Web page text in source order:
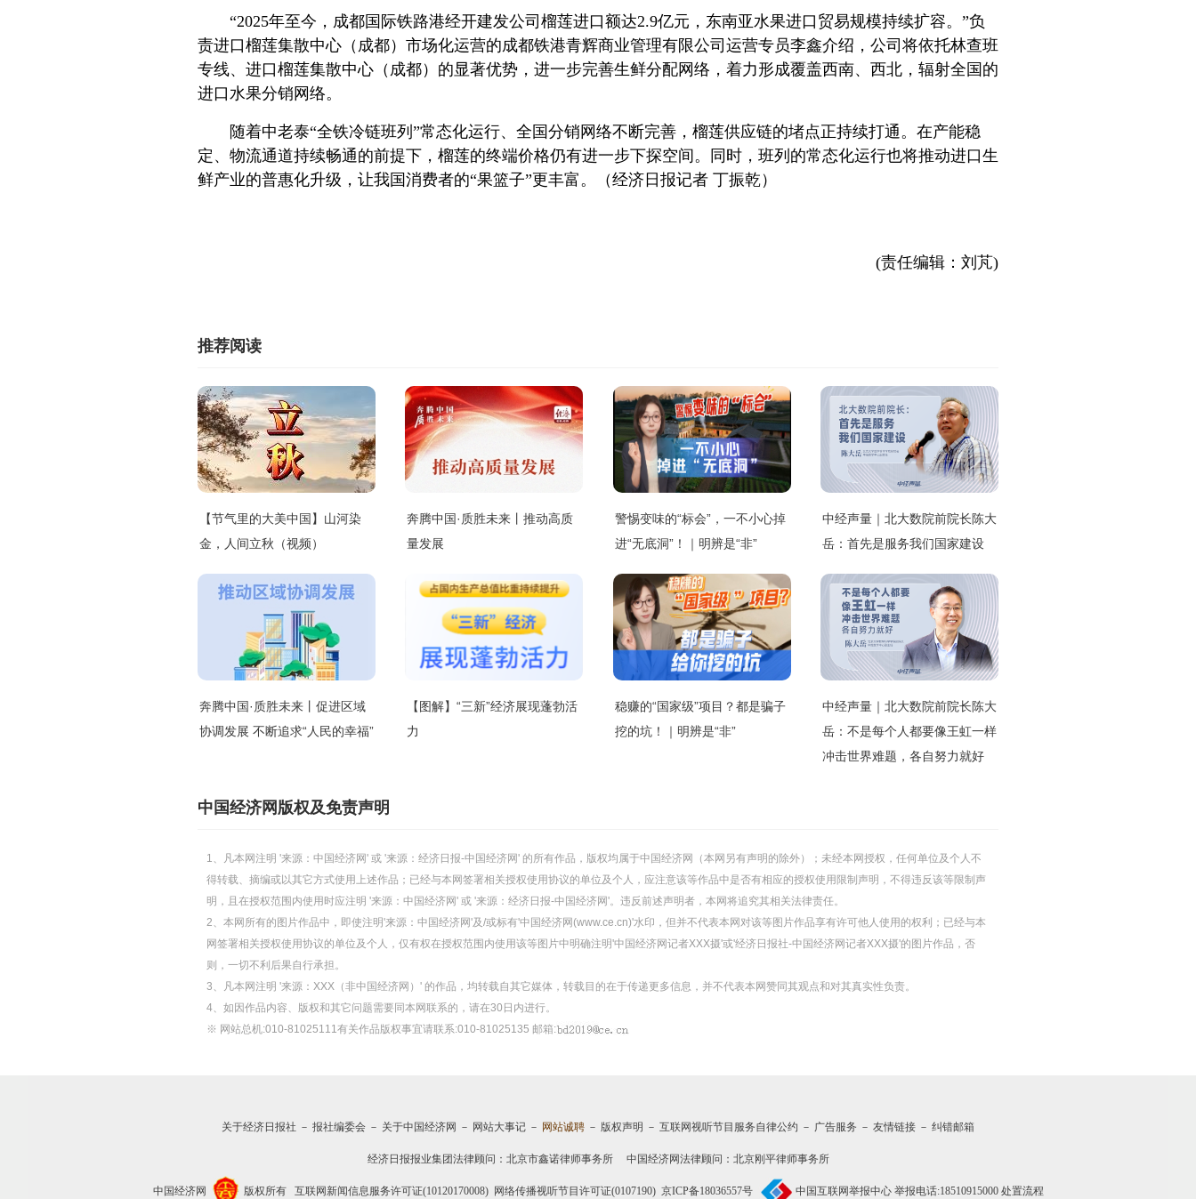
“2025年至今，成都国际铁路港经开建发公司榴莲进口额达2.9亿元，东南亚水果进口贸易规模持续扩容。”负
责进口榴莲集散中心（成都）市场化运营的成都铁港青辉商业管理有限公司运营专员李鑫介绍，公司将依托林查班
专线、进口榴莲集散中心（成都）的显著优势，进一步完善生鲜分配网络，着力形成覆盖西南、西北，辐射全国的
进口水果分销网络。
随着中老泰“全铁冷链班列”常态化运行、全国分销网络不断完善，榴莲供应链的堵点正持续打通。在产能稳
定、物流通道持续畅通的前提下，榴莲的终端价格仍有进一步下探空间。同时，班列的常态化运行也将推动进口生
鲜产业的普惠化升级，让我国消费者的“果篮子”更丰富。（经济日报记者 丁振乾）
(责任编辑：刘芃)
推荐阅读
【节气里的大美中国】山河染
金，人间立秋（视频）
奔腾中国·质胜未来丨推动高质
量发展
警惕变味的“标会”，一不小心掉
进“无底洞”！｜明辨是“非”
中经声量｜北大数院前院长陈大
岳：首先是服务我们国家建设
奔腾中国·质胜未来丨促进区域
协调发展 不断追求“人民的幸福”
【图解】“三新”经济展现蓬勃活
力
稳赚的“国家级”项目？都是骗子
挖的坑！｜明辨是“非”
中经声量｜北大数院前院长陈大
岳：不是每个人都要像王虹一样
冲击世界难题，各自努力就好
中国经济网版权及免责声明
1、凡本网注明 '来源：中国经济网' 或 '来源：经济日报-中国经济网' 的所有作品，版权均属于中国经济网（本网另有声明的除外）；未经本网授权，任何单位及个人不
得转载、摘编或以其它方式使用上述作品；已经与本网签署相关授权使用协议的单位及个人，应注意该等作品中是否有相应的授权使用限制声明，不得违反该等限制声
明，且在授权范围内使用时应注明 '来源：中国经济网' 或 '来源：经济日报-中国经济网'。违反前述声明者，本网将追究其相关法律责任。
2、本网所有的图片作品中，即使注明'来源：中国经济网'及/或标有'中国经济网(www.ce.cn)'水印，但并不代表本网对该等图片作品享有许可他人使用的权利；已经与本
网签署相关授权使用协议的单位及个人，仅有权在授权范围内使用该等图片中明确注明'中国经济网记者XXX摄'或'经济日报社-中国经济网记者XXX摄'的图片作品，否
则，一切不利后果自行承担。
3、凡本网注明 '来源：XXX（非中国经济网）' 的作品，均转载自其它媒体，转载目的在于传递更多信息，并不代表本网赞同其观点和对其真实性负责。
4、如因作品内容、版权和其它问题需要同本网联系的，请在30日内进行。
※ 网站总机:010-81025111有关作品版权事宜请联系:010-81025135 邮箱:
关于经济日报社 － 报社编委会 － 关于中国经济网 － 网站大事记 － 网站诚聘 － 版权声明 － 互联网视听节目服务自律公约 － 广告服务 － 友情链接 － 纠错邮箱
经济日报报业集团法律顾问： 北京市鑫诺律师事务所中国经济网法律顾问：北京刚平律师事务所
中国经济网 版权所有 互联网新闻信息服务许可证(10120170008) 网络传播视听节目许可证(0107190) 京ICP备18036557号 中国互联网举报中心举报电话:18510915000 处置流程